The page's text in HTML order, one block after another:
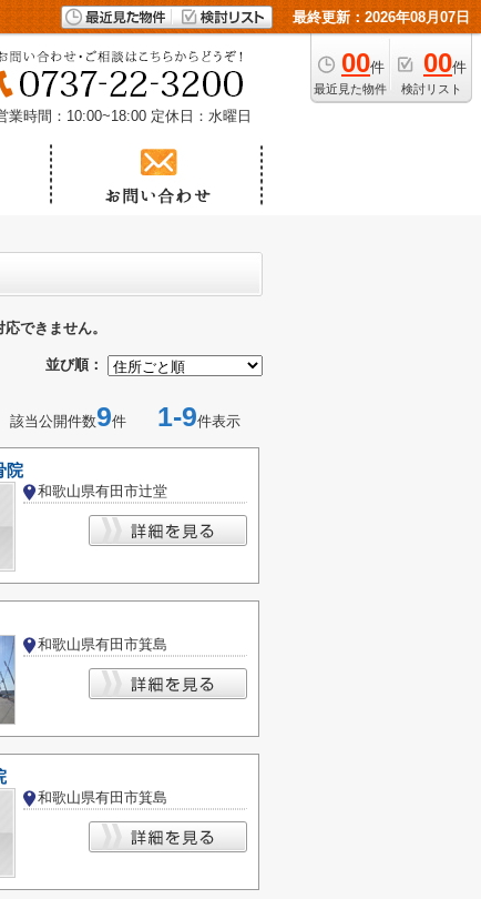
最終更新：2026年08月07日
00件
最近見た物件
00件
検討リスト
業時間：10:00~18:00 定休日：水曜日
できません。
並び順：
該当公開件数9件 1-9件表示
院
和歌山県有田市辻堂
和歌山県有田市箕島
和歌山県有田市箕島